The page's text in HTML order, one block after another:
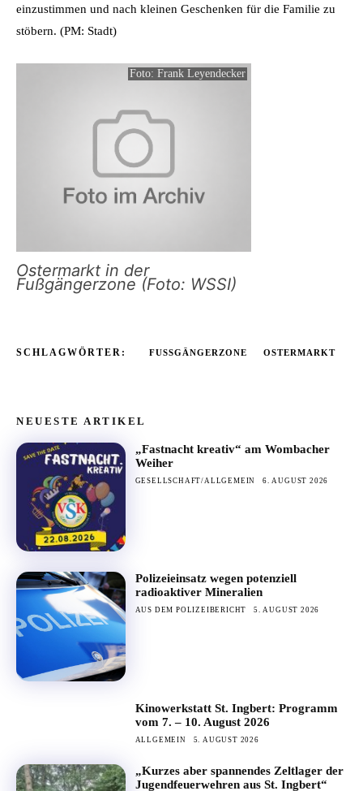
einzustimmen und nach kleinen Geschenken für die Familie zu
stöbern. (PM: Stadt)
Foto: Frank Leyendecker
Ostermarkt in der
Fußgängerzone (Foto: WSSI)
SCHLAGWÖRTER: FUSSGÄNGERZONE OSTERMARKT
NEUESTE ARTIKEL
„Fastnacht kreativ“ am Wombacher
Weiher
GESELLSCHAFT/ALLGEMEIN 6. AUGUST 2026
Polizeieinsatz wegen potenziell
radioaktiver Mineralien
AUS DEM POLIZEIBERICHT 5. AUGUST 2026
Kinowerkstatt St. Ingbert: Programm
vom 7. – 10. August 2026
ALLGEMEIN 5. AUGUST 2026
„Kurzes aber spannendes Zeltlager der
Jugendfeuerwehren aus St. Ingbert“